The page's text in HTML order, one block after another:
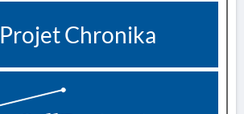
Projet Chronika